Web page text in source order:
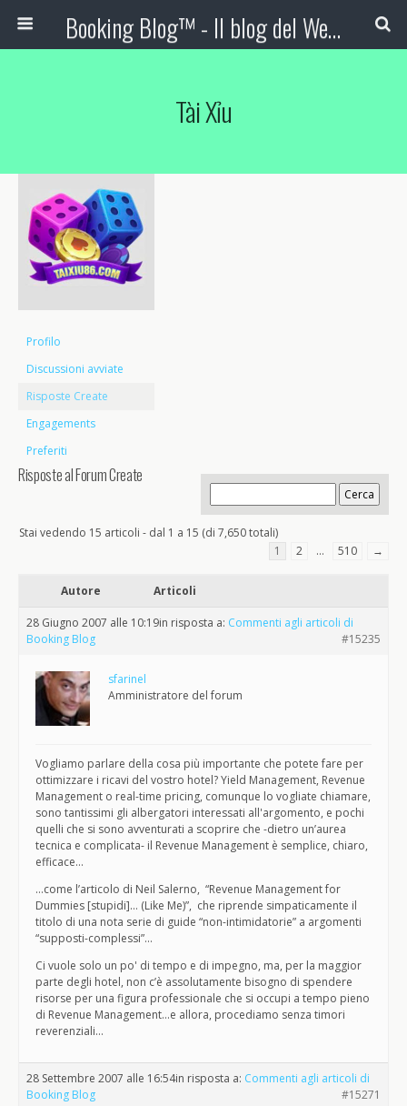
Booking Blog™ - Il blog del Web Marketing Turistico
Tài Xỉu
Profilo
Discussioni avviate
Risposte Create
Engagements
Preferiti
Risposte al Forum Create
Stai vedendo 15 articoli - dal 1 a 15 (di 7,650 totali)
1
2 … 510 →
Autore Articoli
28 Giugno 2007 alle 10:19in risposta a: Commenti agli articoli di
Booking Blog
#15235
sfarinel
Amministratore del forum
Vogliamo parlare della cosa più importante che potete fare per
ottimizzare i ricavi del vostro hotel? Yield Management, Revenue
Management o real-time pricing, comunque lo vogliate chiamare,
sono tantissimi gli albergatori interessati all'argomento, e pochi
quelli che si sono avventurati a scoprire che -dietro un’aurea
tecnica e complicata- il Revenue Management è semplice, chiaro,
efficace…
…come l’articolo di Neil Salerno, “Revenue Management for
Dummies [stupidi]… (Like Me)”, che riprende simpaticamente il
titolo di una nota serie di guide “non-intimidatorie” a argomenti
“supposti-complessi”…
Ci vuole solo un po' di tempo e di impegno, ma, per la maggior
parte degli hotel, non c’è assolutamente bisogno di spendere
risorse per una figura professionale che si occupi a tempo pieno
di Revenue Management…e allora, procediamo senza timori
reverenziali…
28 Settembre 2007 alle 16:54in risposta a: Commenti agli articoli di
Booking Blog
#15271